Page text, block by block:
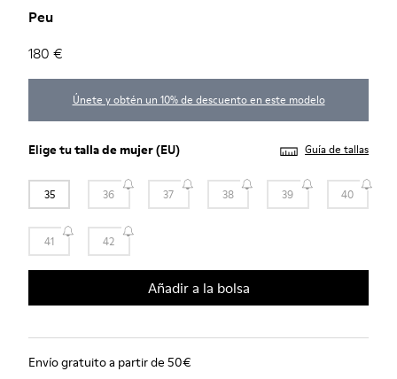
Peu
180 €
Únete y obtén un 10% de descuento en este modelo
Elige tutalla de mujer(EU) Guía de tallas
35 36 37 38 39 40
41 42
Añadir a la bolsa
Envío gratuito a partir de 50€